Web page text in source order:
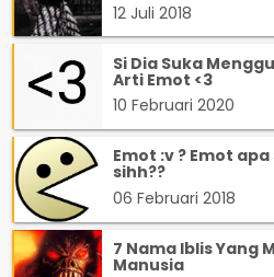
12 Juli 2018
Si Dia Suka
Arti Emot <3
10 Februari 2020
Emot :v ? Emot
sihh??
06 Februari 2018
7 Nama Iblis Yang
Manusia